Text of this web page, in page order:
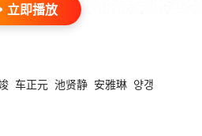
立即播放
车正元 池贤静 安雅琳 양갱